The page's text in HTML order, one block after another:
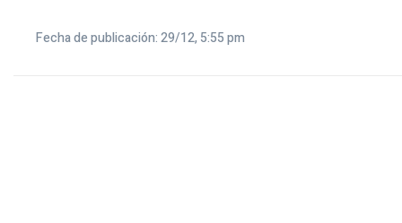
Fecha de publicación: 29/12, 5:55 pm